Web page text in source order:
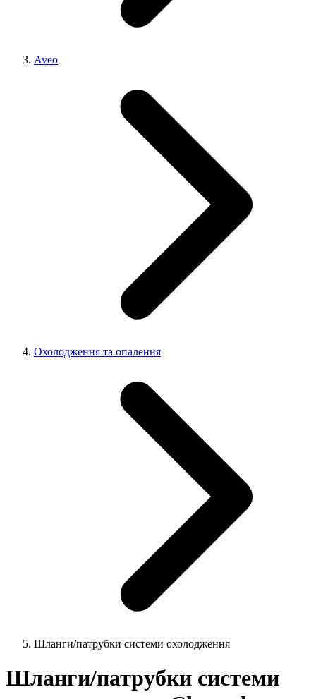
Aveo
Охолодження та опалення
Шланги/патрубки системи охолодження
Шланги/патрубки системи